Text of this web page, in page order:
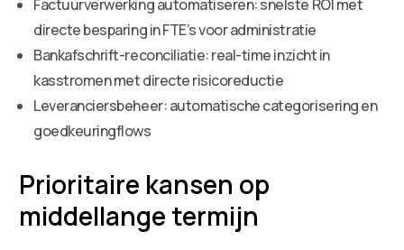
Factuurverwerking automatiseren: snelste ROI met
directe besparing in FTE’s voor administratie
Bankafschrift-reconciliatie: real-time inzicht in
kasstromen met directe risicoreductie
Leveranciersbeheer: automatische categorisering en
goedkeuringflows
Prioritaire kansen op
middellange termijn